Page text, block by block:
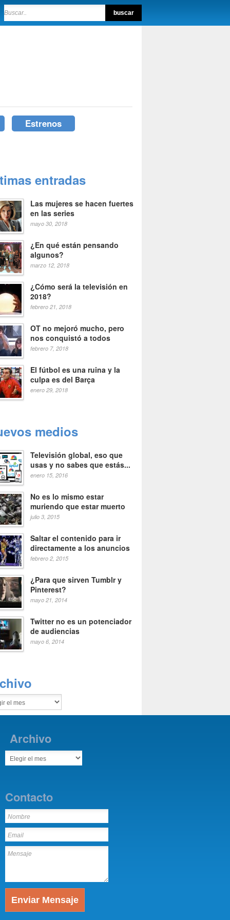
Estrenos
entradas
Las mujeres se hacen fuertes
en las series
mayo 30, 2018
¿En qué están pensando
algunos?
marzo 12, 2018
¿Cómo será la televisión en
2018?
febrero 21, 2018
OT no mejoró mucho, pero
nos conquistó a todos
febrero 7, 2018
El fútbol es una ruina y la
culpa es del Barça
enero 29, 2018
medios
Televisión global, eso que
usas y no sabes que estás...
enero 15, 2016
No es lo mismo estar
muriendo que estar muerto
julio 3, 2015
Saltar el contenido para ir
directamente a los anuncios
febrero 2, 2015
¿Para que sirven Tumblr y
Pinterest?
mayo 21, 2014
Twitter no es un potenciador
de audiencias
mayo 6, 2014
Archivo
Contacto